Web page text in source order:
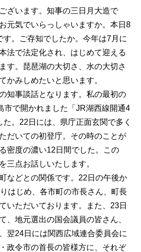
ざいます。知事の三日月大造で
元気でいらっしゃいますか。本日8
す。ご存知でしたか。今年は7月に
法で法定化され、はじめて迎える
す。琵琶湖の大切さ、水の大切さ
かみしめたいと思います。
知事談話となります。私の最初の
市で開かれました「JR湖西線開通4
。22日には、県庁正面玄関で多く
だいての初登庁。その時のことが
密度の濃い12日間でした。この
三点お話しいたします。
などとの関係です。22日の午後か
はじめ、各市町の市長さん、町長
いただいております。また、23日
、地元選出の国会議員の皆さん、
翌24日には関西広域連合委員会に
政令市の首長の皆様方に、それぞ